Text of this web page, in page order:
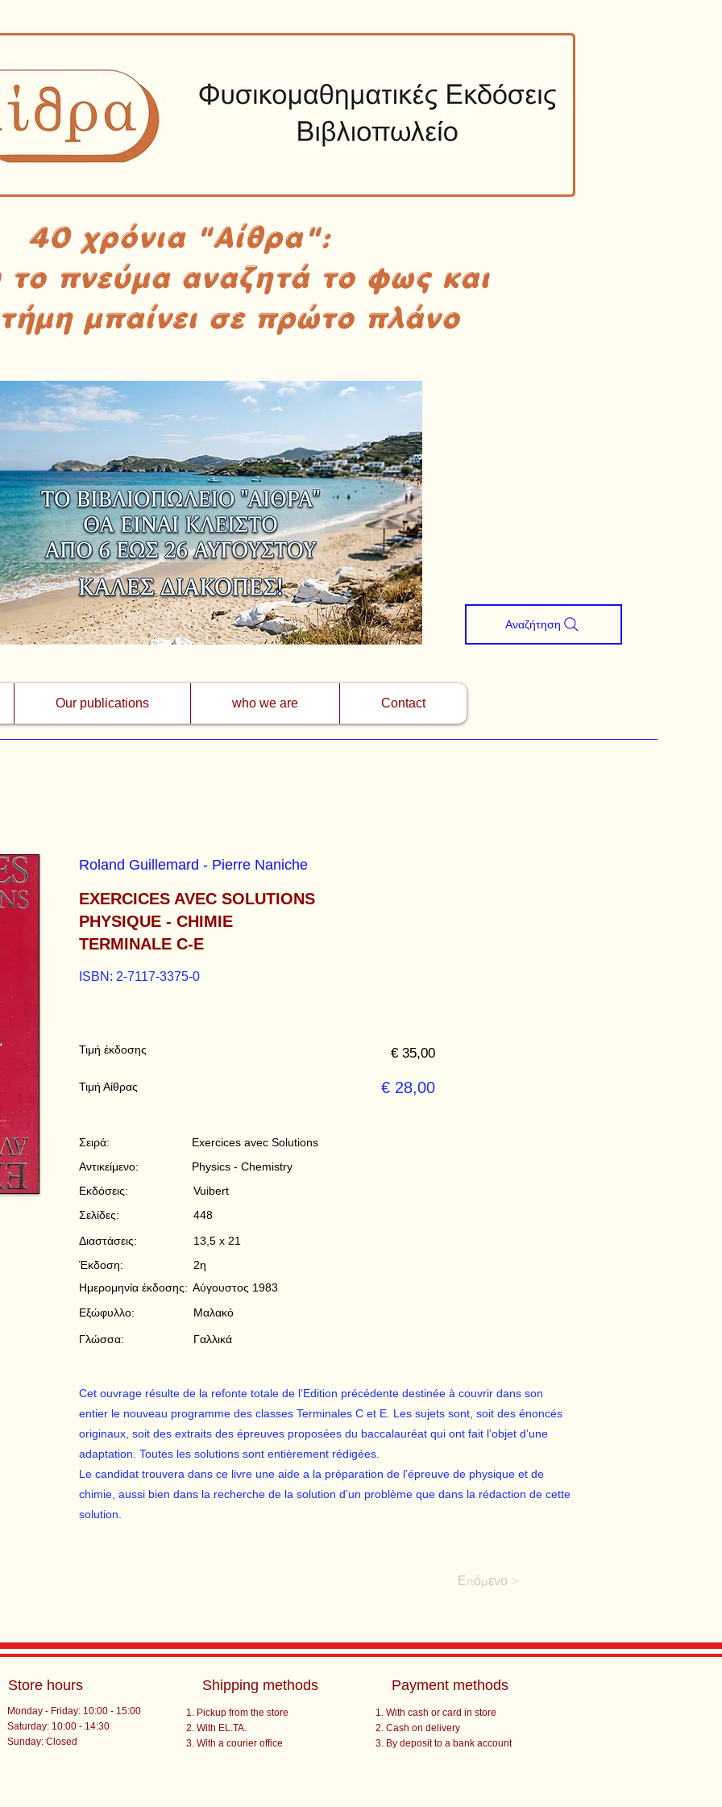
40 χρόνια "Αίθρα":
το πνεύμα αναζητά το φως και
μπαίνει σε πρώτο πλάνο
Our publications who we are Contact
Αναζήτηση
Roland Guillemard - Pierre Naniche
EXERCICES AVEC SOLUTIONS
PHYSIQUE - CHIMIE
TERMINALE C-E
ISBN: 2-7117-3375-0
Τιμή έκδοσης
Τιμή Αίθρας
€ 35,00
€ 28,00
Exercices avec Solutions
Physics - Chemistry
Vuibert
448
13,5 x 21
2η
Αύγουστος 1983
Μαλακό
Γαλλικά
Σειρά:
Αντικείμενο:
Εκδόσεις:
Σελίδες:
Διαστάσεις:
Έκδοση:
Ημερομηνία έκδοσης:
Εξώφυλλο:
Γλώσσα:
Cet ouvrage résulte de la refonte totale de l’Edition précédente destinée à couvrir dans son
entier le nouveau programme des classes Terminales C et E. Les sujets sont, soit des énoncés
originaux, soit des extraits des épreuves proposées du baccalauréat qui ont fait l’objet d’une
adaptation. Toutes les solutions sont entièrement rédigées.
Le candidat trouvera dans ce livre une aide a la préparation de l’épreuve de physique et de
chimie, aussi bien dans la recherche de la solution d’un problème que dans la rédaction de cette
solution.
Επόμενο >
Store hours
Monday - Friday: 10:00 - 15:00
Saturday: 10:00 - 14:30
​Sunday: Closed
Shipping methods
Pickup from the store
With EL.TA.
With a courier office
Payment methods
With cash or card in store
Cash on delivery
By deposit to a bank account